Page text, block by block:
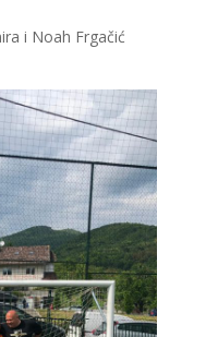
i Noah Frgačić